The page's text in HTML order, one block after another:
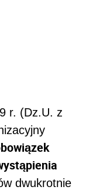
r. (Dz.U. z
dwukrotnie